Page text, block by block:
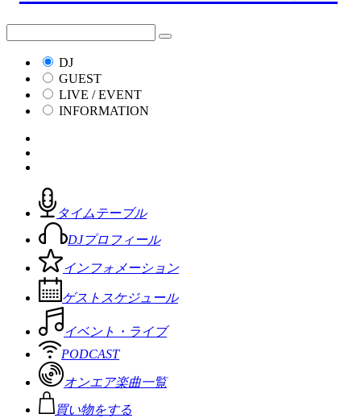
DJ
GUEST
LIVE / EVENT
INFORMATION
タイムテーブル
DJプロフィール
インフォメーション
ゲストスケジュール
イベント・ライブ
PODCAST
オンエア楽曲一覧
買い物をする